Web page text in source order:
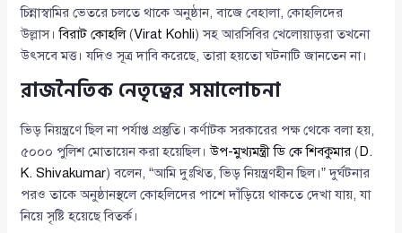
চিন্নাস্বামির ভেতরে চলতে থাকে অনুষ্ঠান, বাজে বেহালা, কোহলিদের
উল্লাস।বিরাট কোহলি(Virat Kohli) সহ আরসিবির খেলোয়াড়রা তখনো
উৎসবে মত্ত। যদিও সূত্র দাবি করেছে, তারা হয়তো ঘটনাটি জানতেন না।
রাজনৈতিক নেতৃত্বের সমালোচনা
ভিড় নিয়ন্ত্রণে ছিল না পর্যাপ্ত প্রস্তুতি। কর্ণাটক সরকারের পক্ষ থেকে বলা হয়,
৫০০০ পুলিশ মোতায়েন করা হয়েছিল।উপ-মুখ্যমন্ত্রী ডি কে শিবকুমার (D.
K. Shivakumar) বলেন, “আমি দুঃখিত, ভিড় নিয়ন্ত্রণহীন ছিল।” দুর্ঘটনার
পরও তাকে অনুষ্ঠানস্থলে কোহলিদের পাশে দাঁড়িয়ে থাকতে দেখা যায়, যা
নিয়ে সৃষ্টি হয়েছে বিতর্ক।